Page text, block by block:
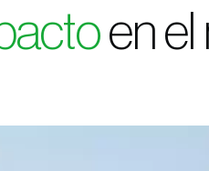
en